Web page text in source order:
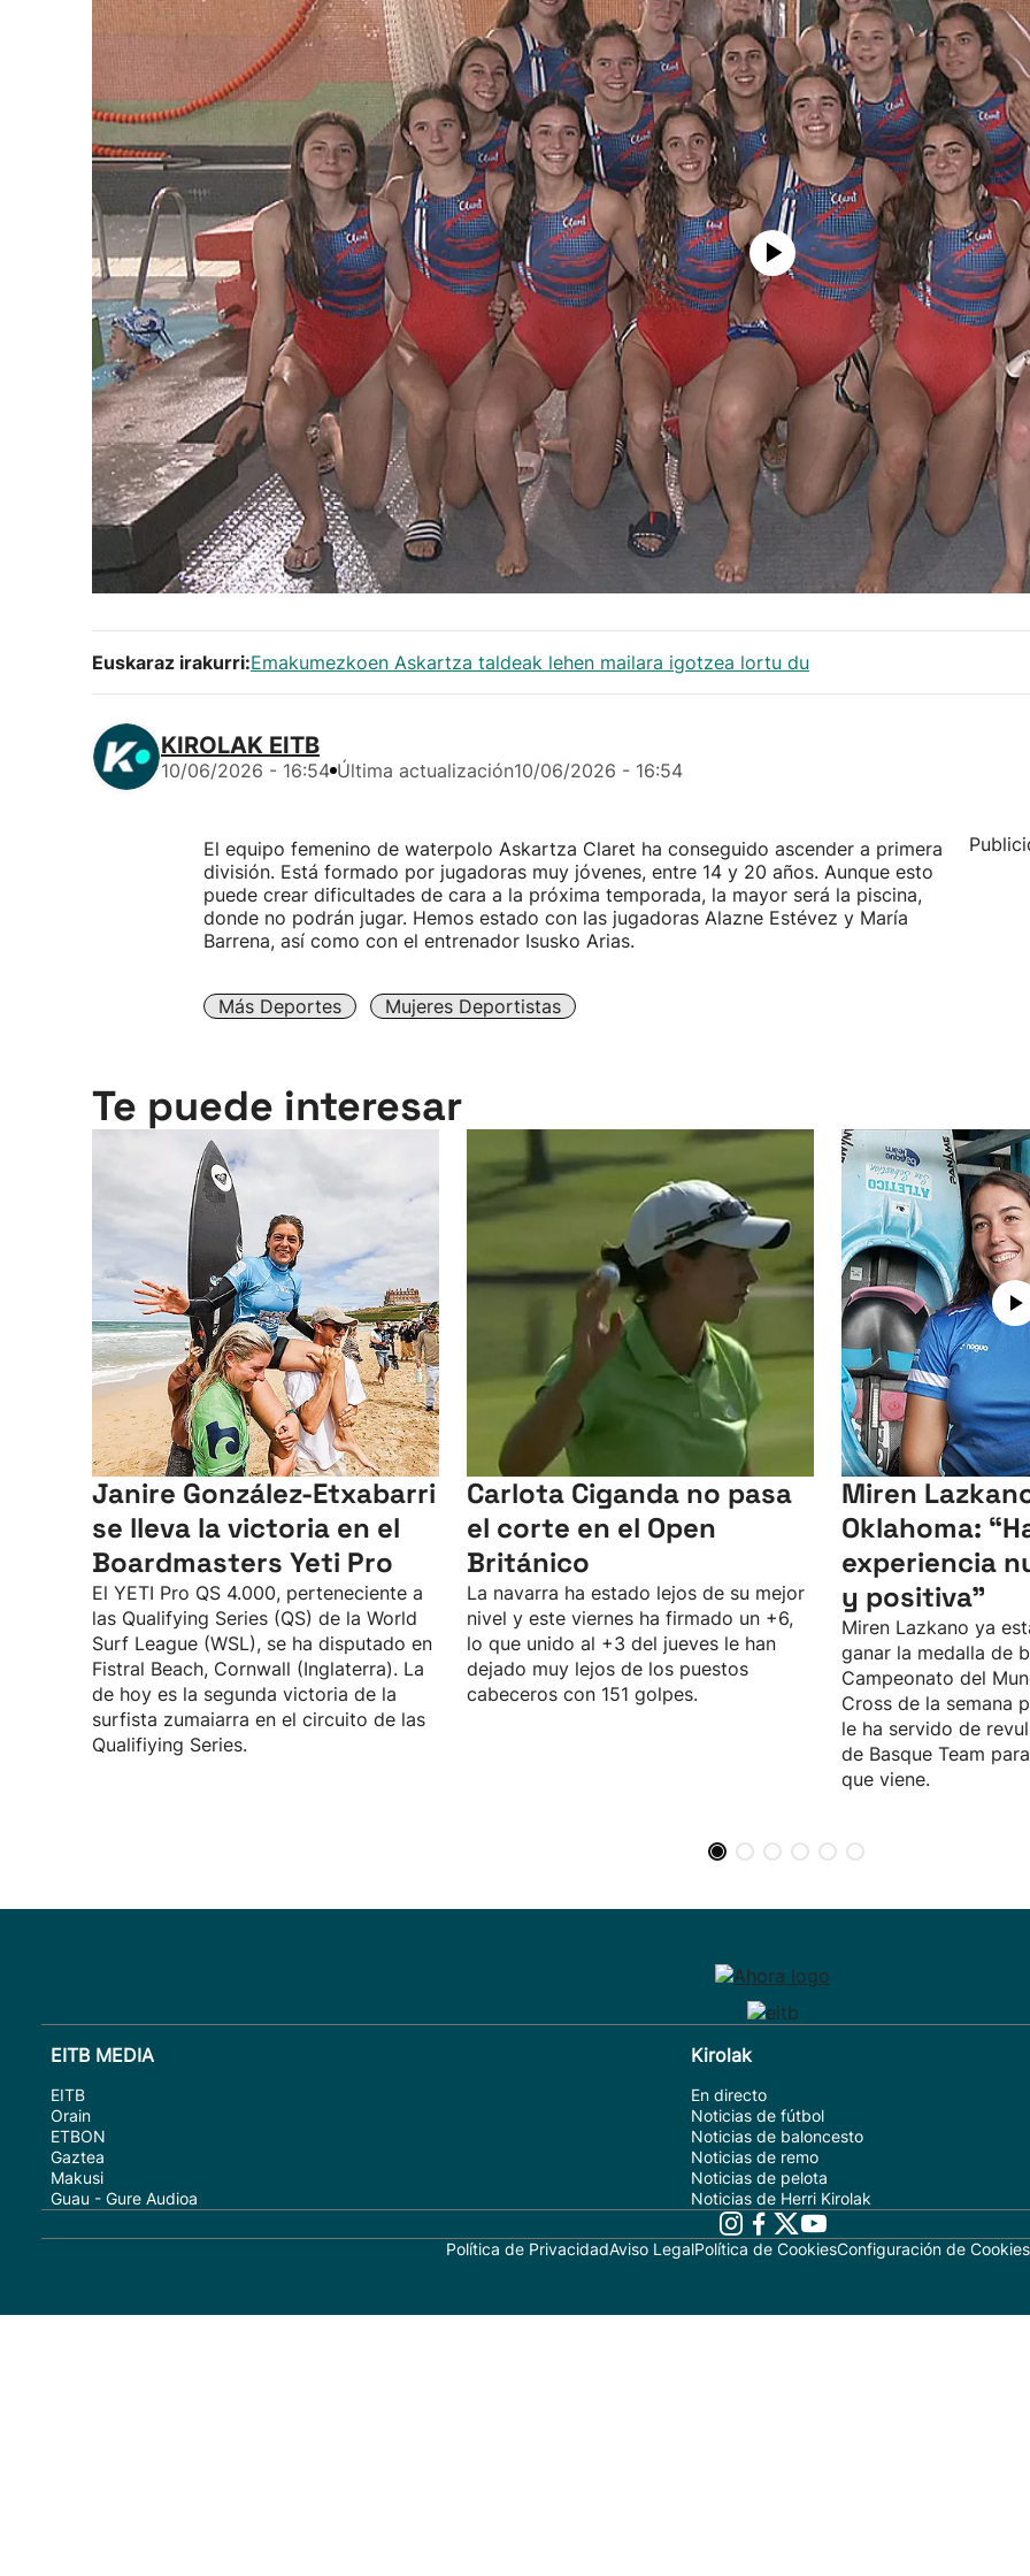
Euskaraz irakurri:Emakumezkoen Askartza taldeak lehen mailara igotzea lortu du
KIROLAK EITB
10/06/2026 - 16:54 Última actualización10/06/2026 - 16:54
El equipo femenino de waterpolo Askartza Claret ha conseguido ascender a primera
división. Está formado por jugadoras muy jóvenes, entre 14 y 20 años. Aunque esto
puede crear dificultades de cara a la próxima temporada, la mayor será la piscina,
donde no podrán jugar. Hemos estado con las jugadoras Alazne Estévez y María
Barrena, así como con el entrenador Isusko Arias.
Más Deportes Mujeres Deportistas
Te puede interesar
Janire González-Etxabarri
se lleva la victoria en el
Boardmasters Yeti Pro
El YETI Pro QS 4.000, perteneciente a
las Qualifying Series (QS) de la World
Surf League (WSL), se ha disputado en
Fistral Beach, Cornwall (Inglaterra). La
de hoy es la segunda victoria de la
surfista zumaiarra en el circuito de las
Qualifiying Series.
Carlota Ciganda no pasa
el corte en el Open
Británico
La navarra ha estado lejos de su mejor
nivel y este viernes ha firmado un +6,
lo que unido al +3 del jueves le han
dejado muy lejos de los puestos
cabeceros con 151 golpes.
Miren
Oklahoma:
experiencia
y positiva"
Miren Lazkano ya
ganar la medalla de
Campeonato del
Cross de la semana
le ha servido de
de Basque Team
que viene.
EITB MEDIA
EITB
Orain
ETBON
Gaztea
Makusi
Guau - Gure Audioa
Kirolak
En directo
Noticias de fútbol
Noticias de baloncesto
Noticias de remo
Noticias de pelota
Noticias de Herri Kirolak
Política de PrivacidadAviso LegalPolítica de CookiesConfiguración de Cookies